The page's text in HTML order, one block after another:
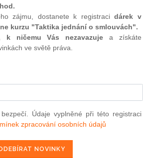
152
NÁLEZ
dne 27. května 1998 v
sněmovny Parlamentu
až 9h zákona České národní
zájmu, dostanete k registracidárek v
kurzu "Taktika jednání o smlouvách".
k ničemu Vás nezavazuje a získáte
ve světě práva.
Údaje vyplněné při této registraci
zpracování osobních údajů